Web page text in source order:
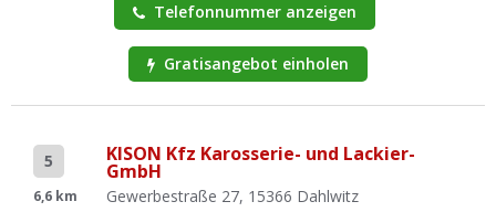
Telefonnummer anzeigen
Gratisangebot einholen
5
6,6 km
KISON Kfz Karosserie- und Lackier-
GmbH
Gewerbestraße 27, 15366 Dahlwitz